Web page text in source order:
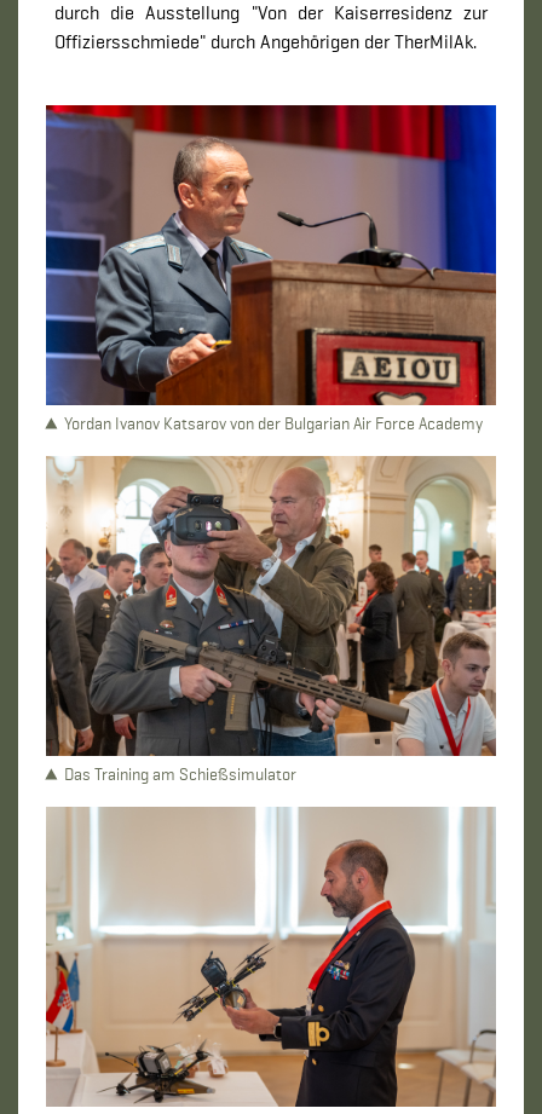
durch die Ausstellung "Von der Kaiserresidenz zur
Offiziersschmiede" durch Angehörigen der TherMilAk.
Yordan Ivanov Katsarov von der Bulgarian Air Force Academy
Das Training am Schießsimulator